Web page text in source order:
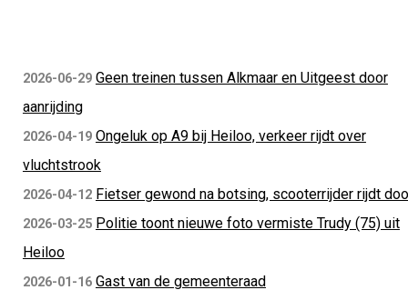
2026-06-29 Geen treinen tussen Alkmaar en Uitgeest door
aanrijding
2026-04-19 Ongeluk op A9 bij Heiloo, verkeer rijdt over
vluchtstrook
2026-04-12 Fietser gewond na botsing, scooterrijder rijdt
2026-03-25 Politie toont nieuwe foto vermiste Trudy (75) uit
Heiloo
2026-01-16 Gast van de gemeenteraad